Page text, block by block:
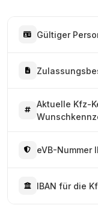
Gültiger
Aktuelle Kfz-
eVB-Nummer
IBAN für die